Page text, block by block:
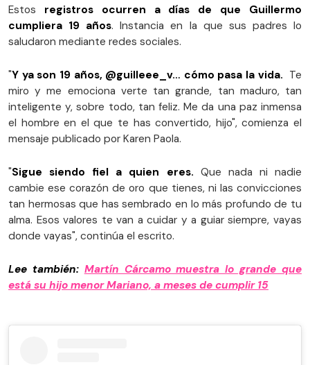
Estos registros ocurren a días de que Guillermo
cumpliera 19 años. Instancia en la que sus padres lo
saludaron mediante redes sociales.
"Y ya son 19 años, @guilleee_v… cómo pasa la vida. Te
miro y me emociona verte tan grande, tan maduro, tan
inteligente y, sobre todo, tan feliz. Me da una paz inmensa
el hombre en el que te has convertido, hijo", comienza el
mensaje publicado por Karen Paola.
"Sigue siendo fiel a quien eres. Que nada ni nadie
cambie ese corazón de oro que tienes, ni las convicciones
tan hermosas que has sembrado en lo más profundo de tu
alma. Esos valores te van a cuidar y a guiar siempre, vayas
donde vayas", continúa el escrito.
Lee también: Martín Cárcamo muestra lo grande que
está su hijo menor Mariano, a meses de cumplir 15